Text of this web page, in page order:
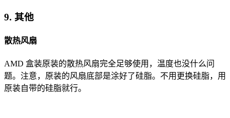
9. 其他
散热风扇
AMD 盒装原装的散热风扇完全足够使用，温度也没什么问
题。注意，原装的风扇底部是涂好了硅脂。不用更换硅脂，用
原装自带的硅脂就行。